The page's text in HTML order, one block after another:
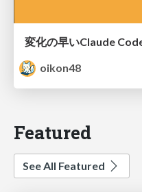
変化の早いClaude
oikon48
Featured
See All Featured